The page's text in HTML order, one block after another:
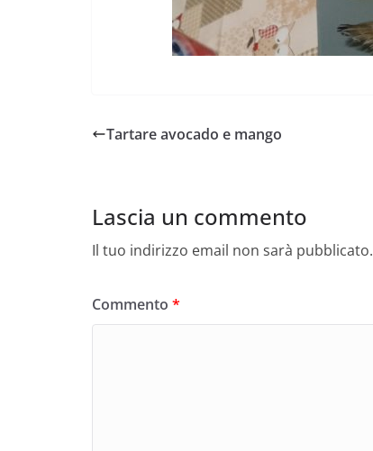
Tartare avocado e mango
Lascia un commento
Il tuo indirizzo email non sarà pubblicato.
Commento *